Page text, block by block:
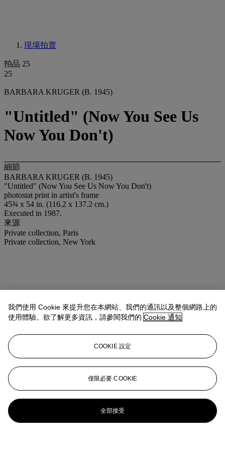
現場拍賣
拍品 25
25
BARBARA KRUGER (B. 1945)
"Untitled" (Now You See Us
Now You Don't)
細節
BARBARA KRUGER (B. 1945)
"Untitled" (Now You See Us Now You Don't)
photostat print in artist's frame
45¾ x 54 in. (116.2 x 137.2 cm.)
Executed in 1987.
來源
Private collection, Paris
Private collection, New York
我們使用 Cookie 來提升您在本網站、我們的通訊以及整個網路上的
使用體驗。欲了解更多資訊，請參閱我們的 Cookie 通知
COOKIE 設定
僅限必要 COOKIE
全部接受